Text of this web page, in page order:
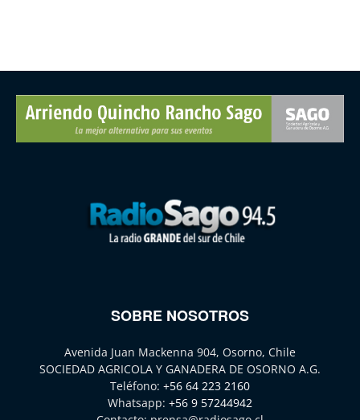
SOBRE NOSOTROS
Avenida Juan Mackenna 904, Osorno, Chile
SOCIEDAD AGRICOLA Y GANADERA DE OSORNO A.G.
Teléfono: +56 64 223 2160
Whatsapp: +56 9 57244942